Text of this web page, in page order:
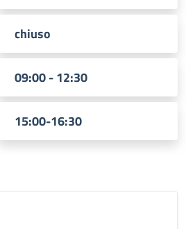
chiuso
09:00 - 12:30
15:00-16:30